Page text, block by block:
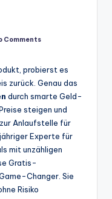
Comments
probierst es
zurück. Genau das
durch smarte Geld-
steigen und
Anlaufstelle für
Experte für
mit unzähligen
Gratis-
Changer. Sie
Risiko